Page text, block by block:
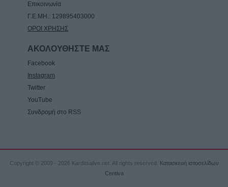
Επικοινωνία
Γ.Ε.ΜΗ.: 129895403000
ΟΡΟΙ ΧΡΗΣΗΣ
ΑΚΟΛΟΥΘΗΣΤΕ ΜΑΣ
Facebook
Instagram
Twitter
YouTube
Συνδρομή στο RSS
Copyright © 2009 - 2026 Karditsalive.net. All rights reserved. Κατασκευή ιστοσελίδων
Centiva